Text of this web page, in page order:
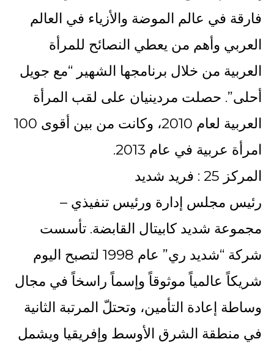
فارقة في عالم الموضة والأزياء في العالم
العربي وأهم من يعطي النصائح للمرأة
العربية من خلال برنامجها الشهير “مع جويل
أحلى”. حصلت مردينيان على لقب المرأة
العربية لعام 2010، وكانت من بين أقوى 100
امرأة عربية في عام 2013.
المركز 25 : فريد شديد
رئيس مجلس إدارة ورئيس تنفيذي –
مجموعة شديد كابيتال القابضة. تأسست
شركة “شديد ري” عام 1998 لتصبح اليوم
شريكاً عالمياً موثوقاً وإسماً راسخاً في مجال
وساطة إعادة التأمين، وتحتلّ المرتبة الثانية
في منطقة الشرق الأوسط وإفريقيا ويشمل